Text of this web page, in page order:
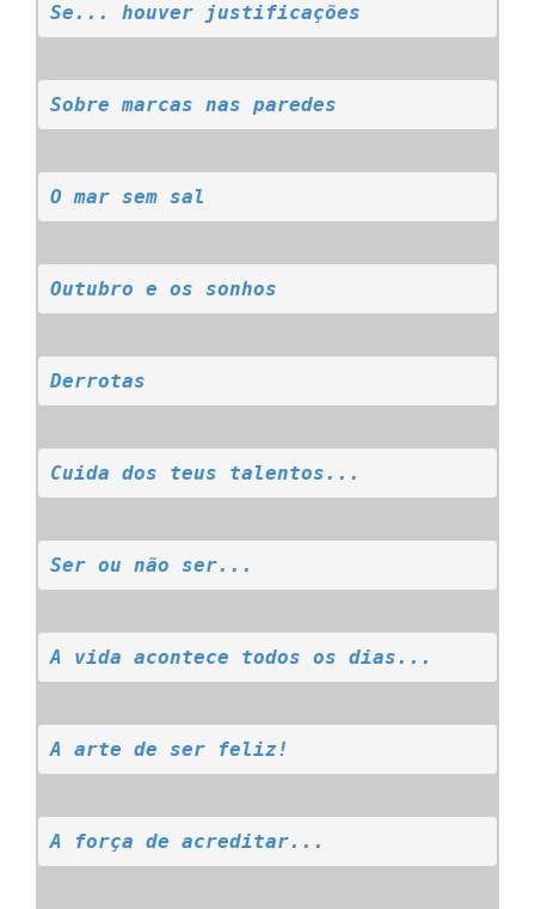
Se... houver justificações
Sobre marcas nas paredes
O mar sem sal
Outubro e os sonhos
Derrotas
Cuida dos teus talentos...
Ser ou não ser...
A vida acontece todos os dias...
A arte de ser feliz!
A força de acreditar...